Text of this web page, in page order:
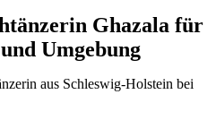
Ghazala für
Umgebung
aus Schleswig-Holstein bei